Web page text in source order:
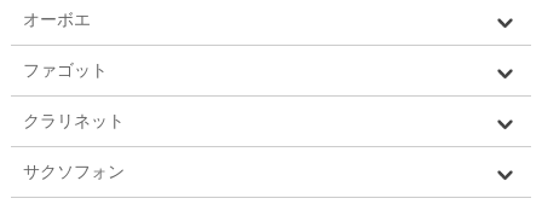
オーボエ
ファゴット
クラリネット
サクソフォン